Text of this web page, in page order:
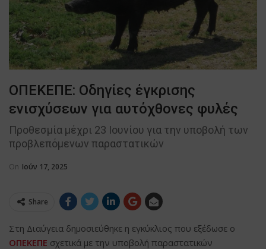
ΟΠΕΚΕΠΕ: Οδηγίες έγκρισης
ενισχύσεων για αυτόχθονες φυλές
Προθεσμία μέχρι 23 Ιουνίου για την υποβολή των
προβλεπόμενων παραστατικών
On Ιούν 17, 2025
Share
Στη Διαύγεια δημοσιεύθηκε η εγκύκλιος που εξέδωσε ο
ΟΠΕΚΕΠΕ σχετικά με την υποβολή παραστατικών